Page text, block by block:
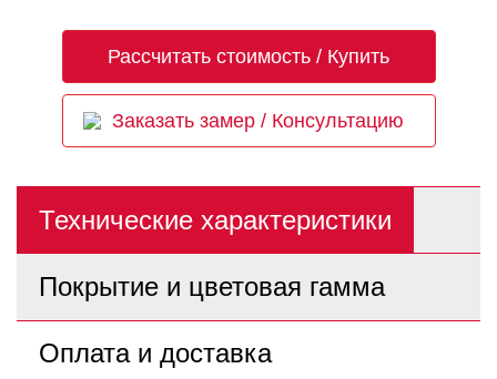
Рассчитать стоимость / Купить
Заказать замер / Консультацию
Технические характеристики
Покрытие и цветовая гамма
Оплата и доставка